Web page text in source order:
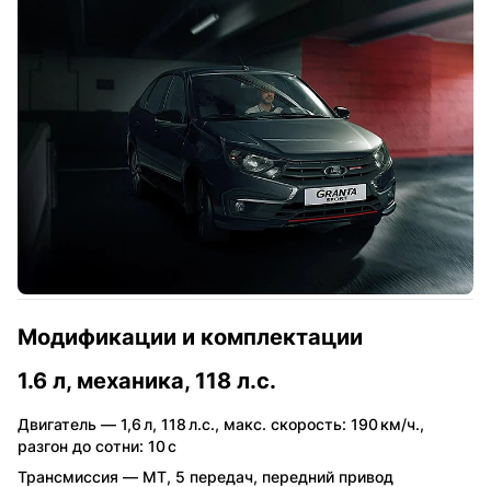
Модификации и комплектации
1.6 л, механика, 118 л.с.
Двигатель — 1,6 л, 118 л.с., макс. скорость: 190 км/ч.,
разгон до сотни: 10 с
Трансмиссия — MT, 5 передач, передний привод